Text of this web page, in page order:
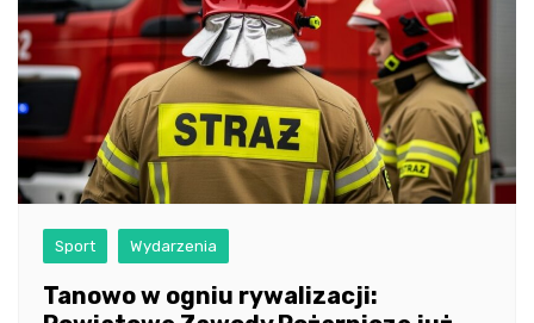
Sport Wydarzenia
Tanowo w ogniu rywalizacji: